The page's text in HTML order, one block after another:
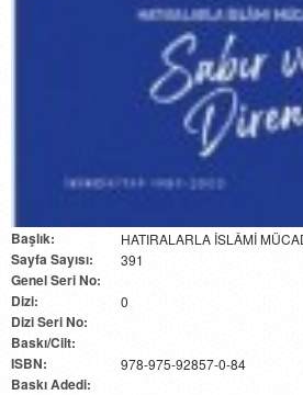
Başlık: HATIRALARLA İSLÂMİ
Sayfa Sayısı: 391
Genel Seri No:
Dizi:
0
Dizi Seri No:
Baskı/Cilt:
ISBN:
978-975-92857-0-84
Baskı Adedi: